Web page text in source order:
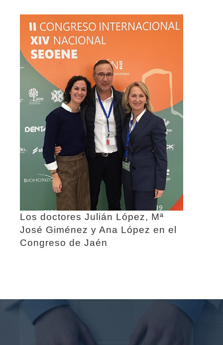
Los doctores Julián López, Mª
José Giménez y Ana López en el
Congreso de Jaén